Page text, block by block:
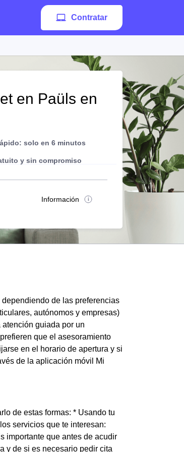
Contratar
en Paüls en
solo en 6 minutos
y sin compromiso
Información
de las preferencias
autónomos y empresas)
guiada por un
que el asesoramiento
en el horario de apertura y si
de la aplicación móvil Mi
de estas formas: * Usando tu
servicios que te interesan:
importante que antes de acudir
y de si es necesario pedir cita